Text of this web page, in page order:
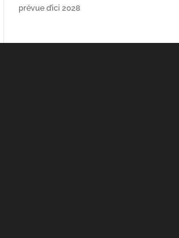
prévue d’ici 2028